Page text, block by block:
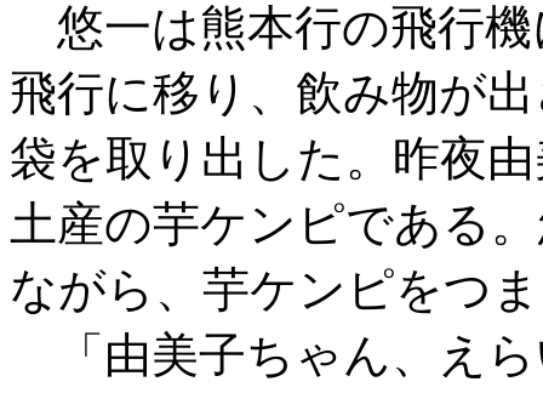
悠一は熊本行の飛行機
飛行に移り、飲み物が
袋を取り出した。昨夜
土産の芋ケンピである
ながら、芋ケンピをつ
「由美子ちゃん、え